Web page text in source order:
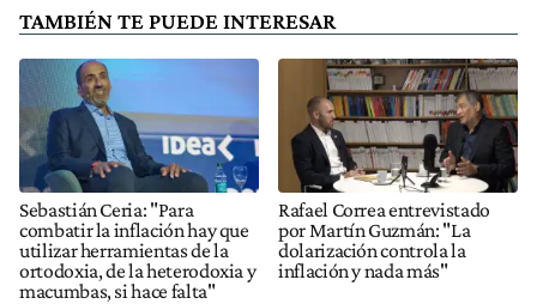
TAMBIÉN TE PUEDE INTERESAR
Sebastián Ceria: "Para
combatir la inflación hay que
utilizar herramientas de la
ortodoxia, de la heterodoxia y
macumbas, si hace falta"
Rafael Correa entrevistado
por Martín Guzmán: "La
dolarización controla la
inflación y nada más"